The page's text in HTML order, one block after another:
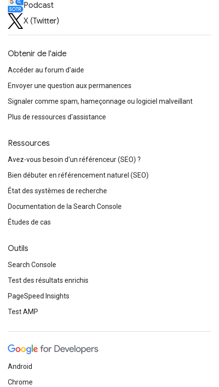
Podcast
X (Twitter)
Obtenir de l'aide
Accéder au forum d'aide
Envoyer une question aux permanences
Signaler comme spam, hameçonnage ou logiciel malveillant
Plus de ressources d'assistance
Ressources
Avez-vous besoin d'un référenceur (SEO) ?
Bien débuter en référencement naturel (SEO)
État des systèmes de recherche
Documentation de la Search Console
Études de cas
Outils
Search Console
Test des résultats enrichis
PageSpeed Insights
Test AMP
Android
Chrome